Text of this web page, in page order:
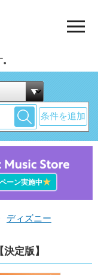
条件を追加
ーン実施中★
ディズニー
定版】